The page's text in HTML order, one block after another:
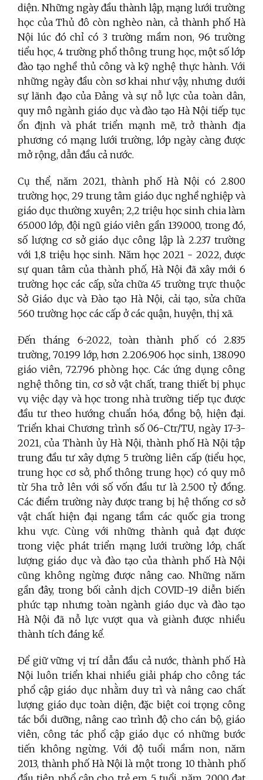
diện. Những ngày đầu thành lập, mạng lưới trường
học của Thủ đô còn nghèo nàn, cả thành phố Hà
Nội lúc đó chỉ có 3 trường mầm non, 96 trường
tiểu học, 4 trường phổ thông trung học, một số lớp
đào tạo nghề thủ công và kỹ nghệ thực hành. Với
những ngày đầu còn sơ khai như vậy, nhưng dưới
sự lãnh đạo của Đảng và sự nỗ lực của toàn dân,
quy mô ngành giáo dục và đào tạo Hà Nội tiếp tục
ổn định và phát triển mạnh mẽ, trở thành địa
phương có mạng lưới trường, lớp ngày càng được
mở rộng, dẫn đầu cả nước.
Cụ thể, năm 2021, thành phố Hà Nội có 2.800
trường học, 29 trung tâm giáo dục nghề nghiệp và
giáo dục thường xuyên; 2,2 triệu học sinh chia làm
65.000 lớp, đội ngũ giáo viên gần 139.000, trong đó,
số lượng cơ sở giáo dục công lập là 2.237 trường
với 1,8 triệu học sinh. Năm học 2021 - 2022, được
sự quan tâm của thành phố, Hà Nội đã xây mới 6
trường học các cấp, sửa chữa 45 trường trực thuộc
Sở Giáo dục và Đào tạo Hà Nội, cải tạo, sửa chữa
560 trường học các cấp ở các quận, huyện, thị xã.
Đến tháng 6-2022, toàn thành phố có 2.835
trường, 70.199 lớp, hơn 2.206.906 học sinh, 138.090
giáo viên, 72.796 phòng học. Các ứng dụng công
nghệ thông tin, cơ sở vật chất, trang thiết bị phục
vụ việc dạy và học trong nhà trường tiếp tục được
đầu tư theo hướng chuẩn hóa, đồng bộ, hiện đại.
Triển khai Chương trình số 06-Ctr/TU, ngày 17-3-
2021, của Thành ủy Hà Nội, thành phố Hà Nội tập
trung đầu tư xây dựng 5 trường liên cấp (tiểu học,
trung học cơ sở, phổ thông trung học) có quy mô
từ 5ha trở lên với số vốn đầu tư là 2.500 tỷ đồng.
Các điểm trường này được trang bị hệ thống cơ sở
vật chất hiện đại ngang tầm các quốc gia trong
khu vực. Cùng với những thành quả đạt được
trong việc phát triển mạng lưới trường lớp, chất
lượng giáo dục và đào tạo của thành phố Hà Nội
cũng không ngừng được nâng cao. Những năm
gần đây, trong bối cảnh dịch COVID-19 diễn biến
phức tạp nhưng toàn ngành giáo dục và đào tạo
Hà Nội đã nỗ lực vượt qua và giành được nhiều
thành tích đáng kể.
Để giữ vững vị trí dẫn đầu cả nước, thành phố Hà
Nội luôn triển khai nhiều giải pháp cho công tác
phổ cập giáo dục nhằm duy trì và nâng cao chất
lượng giáo dục toàn diện, đặc biệt coi trọng công
tác bồi dưỡng, nâng cao trình độ cho cán bộ, giáo
viên, công tác phổ cập giáo dục có những bước
tiến không ngừng. Với độ tuổi mầm non, năm
2013, thành phố Hà Nội là một trong 10 thành phố